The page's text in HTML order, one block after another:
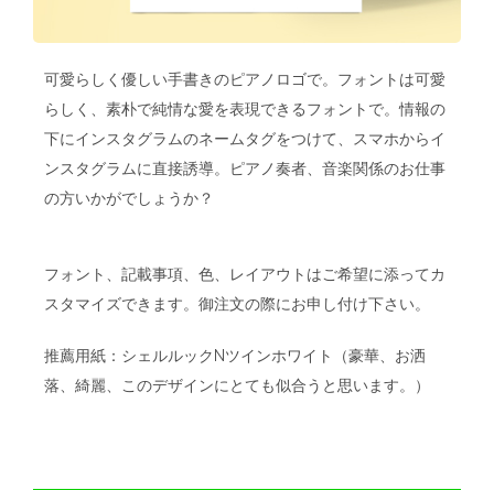
可愛らしく優しい手書きのピアノロゴで。フォントは可愛
らしく、素朴で純情な愛を表現できるフォントで。情報の
下にインスタグラムのネームタグをつけて、スマホからイ
ンスタグラムに直接誘導。ピアノ奏者、音楽関係のお仕事
の方いかがでしょうか？
フォント、記載事項、色、レイアウトはご希望に添ってカ
スタマイズできます。御注文の際にお申し付け下さい。
推薦用紙：シェルルックNツインホワイト（豪華、お洒
落、綺麗、このデザインにとても似合うと思います。）